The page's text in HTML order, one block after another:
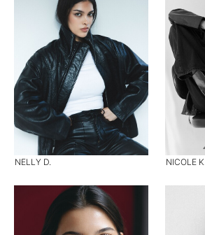
NELLY D. NICOLE K.